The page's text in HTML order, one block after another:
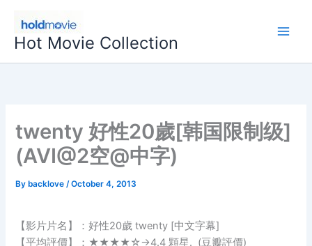
content
Hot Movie Collection
twenty 好性20歲[韩国限制级]
(AVI@2空@中字)
By backlove/October 4, 2013
【影片片名】：好性20歲 twenty [中文字幕]
【平均評價】：★★★★☆→4.4 顆星. (豆瓣評價)